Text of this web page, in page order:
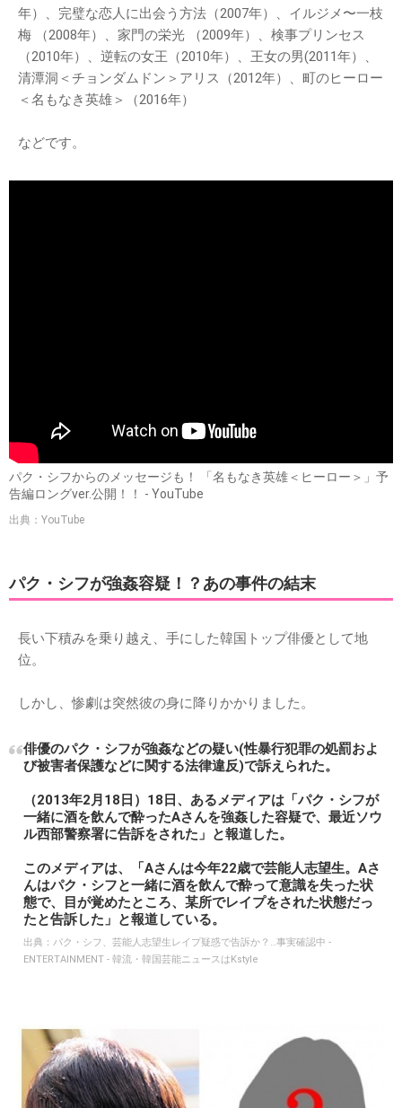
年）、完璧な恋人に出会う方法（2007年）、イルジメ〜一枝
梅 （2008年）、家門の栄光 （2009年）、検事プリンセス
（2010年）、逆転の女王（2010年）、王女の男(2011年）、
清潭洞＜チョンダムドン＞アリス（2012年）、町のヒーロー
＜名もなき英雄＞（2016年）
などです。
パク・シフからのメッセージも！ 「名もなき英雄＜ヒーロー＞」予
告編ロングver.公開！！ - YouTube
出典：YouTube
パク・シフが強姦容疑！？あの事件の結末
長い下積みを乗り越え、手にした韓国トップ俳優として地
位。
しかし、惨劇は突然彼の身に降りかかりました。
俳優のパク・シフが強姦などの疑い(性暴行犯罪の処罰およ
び被害者保護などに関する法律違反)で訴えられた。
（2013年2月18日）18日、あるメディアは「パク・シフが
一緒に酒を飲んで酔ったAさんを強姦した容疑で、最近ソウ
ル西部警察署に告訴をされた」と報道した。
このメディアは、「Aさんは今年22歳で芸能人志望生。Aさ
んはパク・シフと一緒に酒を飲んで酔って意識を失った状
態で、目が覚めたところ、某所でレイプをされた状態だっ
たと告訴した」と報道している。
出典： パク・シフ、芸能人志望生レイプ疑惑で告訴か？…事実確認中 -
ENTERTAINMENT - 韓流・韓国芸能ニュースはKstyle